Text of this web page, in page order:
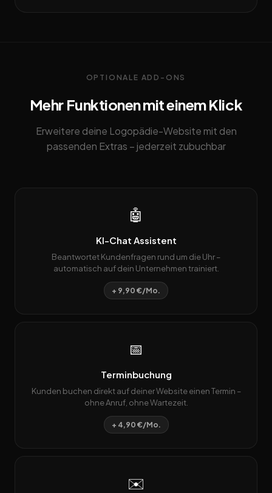
OPTIONALE ADD-ONS
Mehr Funktionen mit einem Klick
Erweitere deine Logopädie-Website mit den
passenden Extras – jederzeit zubuchbar
🤖
KI-Chat Assistent
Beantwortet Kundenfragen rund um die Uhr –
automatisch auf dein Unternehmen trainiert.
+ 9,90 €/Mo.
📅
Terminbuchung
Kunden buchen direkt auf deiner Website einen Termin –
ohne Anruf, ohne Wartezeit.
+ 4,90 €/Mo.
✉️